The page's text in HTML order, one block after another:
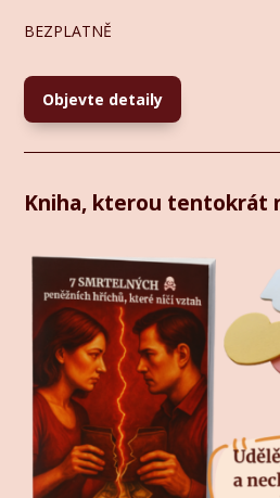
BEZPLATNĚ
Objevte detaily
Kniha, kterou tentokrát